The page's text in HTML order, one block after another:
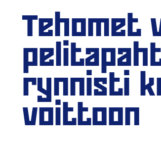
Tehomet
rynnisti
voittoon